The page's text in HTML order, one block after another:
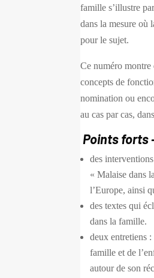
famille s’illustre
dans la mesure où
pour le sujet.
Ce numéro
concepts de
nomination ou
au cas par cas,
Points forts
des
« Malaise dans
l’Europe, ainsi
des textes qui
dans la famille.
deux entretiens
famille et de
autour de son